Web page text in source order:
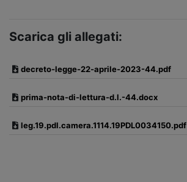
Scarica gli allegati:
decreto-legge-22-aprile-2023-44.pdf
prima-nota-di-lettura-d.l.-44.docx
leg.19.pdl.camera.1114.19PDL0034150.pdf